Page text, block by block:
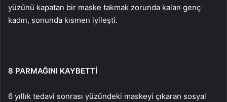
yüzünü kapatan bir maske takmak zorunda kalan genç
kadın, sonunda kısmen iyileşti.
8 PARMAĞINI KAYBETTİ
6 yıllık tedavi sonrası yüzündeki maskeyi çıkaran sosyal